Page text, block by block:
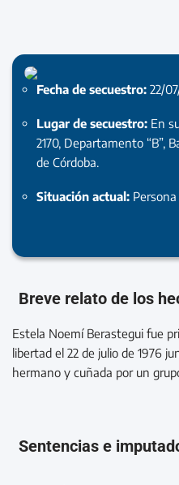
Fecha de secuestro: 22/
Lugar de secuestro: En
2170, Departamento “B”,
de Córdoba.
Situación actual:
Breve relato de los
Estela Noemí Berastegui fue
libertad el 22 de julio de 1976
hermano y cuñada por un
Sentencias e